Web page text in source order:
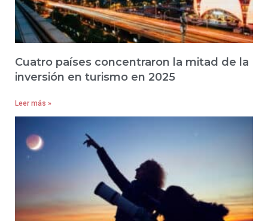
Cuatro países concentraron la mitad de la
inversión en turismo en 2025
Leer más »